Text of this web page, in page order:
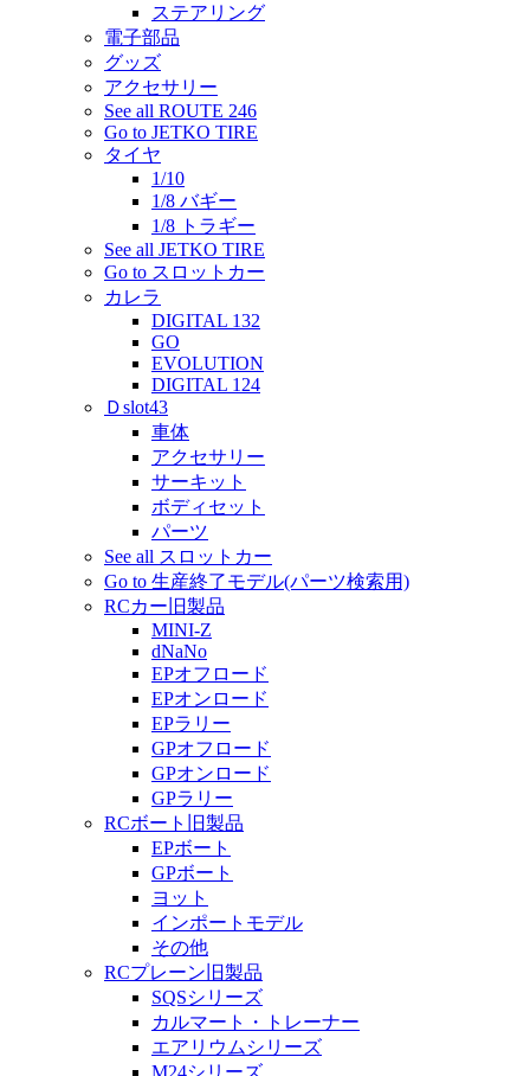
ステアリング
電子部品
グッズ
アクセサリー
See all ROUTE 246
Go to JETKO TIRE
タイヤ
1/10
1/8 バギー
1/8 トラギー
See all JETKO TIRE
Go to スロットカー
カレラ
DIGITAL 132
GO
EVOLUTION
DIGITAL 124
Ｄslot43
車体
アクセサリー
サーキット
ボディセット
パーツ
See all スロットカー
Go to 生産終了モデル(パーツ検索用)
RCカー旧製品
MINI-Z
dNaNo
EPオフロード
EPオンロード
EPラリー
GPオフロード
GPオンロード
GPラリー
RCボート旧製品
EPボート
GPボート
ヨット
インポートモデル
その他
RCプレーン旧製品
SQSシリーズ
カルマート・トレーナー
エアリウムシリーズ